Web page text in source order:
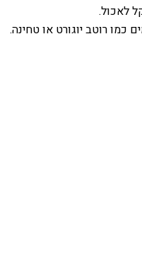
לאכול.
רוטב יוגורט או טחינה.